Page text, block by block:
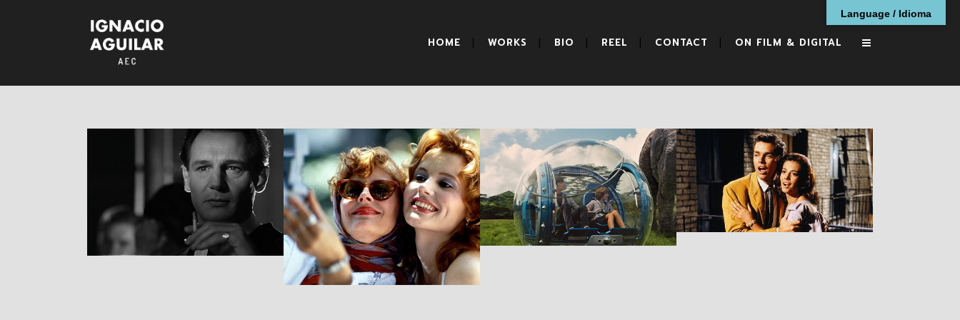
HOME WORKS BIO REEL CONTACT ON FILM & DIGITAL
Schindler’s List Thelma & Louise
RESEÑAS
Jurassic World West Side Story
Language / Idioma